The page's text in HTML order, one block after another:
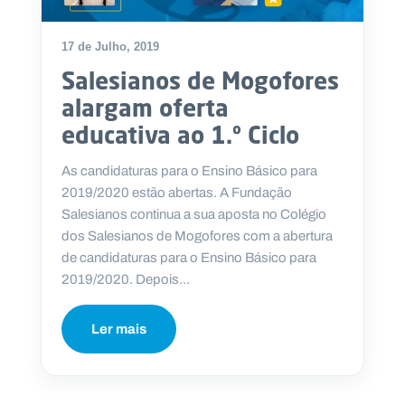
17 de Julho, 2019
Salesianos de Mogofores
alargam oferta
educativa ao 1.º Ciclo
As candidaturas para o Ensino Básico para
2019/2020 estão abertas. A Fundação
Salesianos continua a sua aposta no Colégio
dos Salesianos de Mogofores com a abertura
de candidaturas para o Ensino Básico para
2019/2020. Depois...
Ler mais
O
R
T
A
A
I
N
L
S
a
l
e
i
a